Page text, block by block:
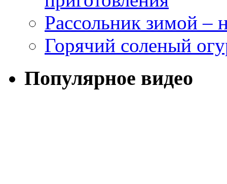
Рассольник зимой –
Горячий соленый
Популярное видео